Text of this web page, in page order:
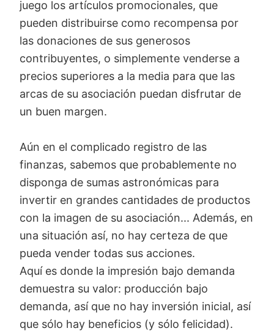
juego los artículos promocionales, que
pueden distribuirse como recompensa por
las donaciones de sus generosos
contribuyentes, o simplemente venderse a
precios superiores a la media para que las
arcas de su asociación puedan disfrutar de
un buen margen.
Aún en el complicado registro de las
finanzas, sabemos que probablemente no
disponga de sumas astronómicas para
invertir en grandes cantidades de productos
con la imagen de su asociación... Además, en
una situación así, no hay certeza de que
pueda vender todas sus acciones.
Aquí es donde la impresión bajo demanda
demuestra su valor: producción bajo
demanda, así que no hay inversión inicial, así
que sólo hay beneficios (y sólo felicidad).